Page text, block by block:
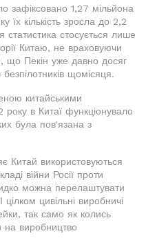
зафіксовано 1,27 мільйона
їх кількість зросла до 2,2
стосується лише
Китаю, не враховуючи
що Пекін уже давно досяг
щомісяця.
китайськими
в Китаї функціонувало
була пов'язана з
Китай використовуються
війни Росії проти
можна перелаштувати
цілком цивільні виробничі
так само як колись
на виробництво